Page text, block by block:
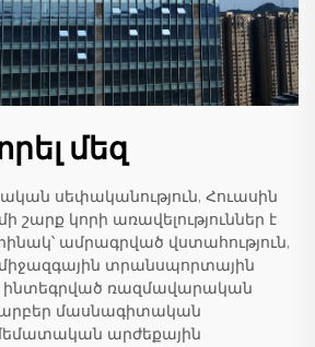
մեզ
սեփականություն, Հուասին
շարք կորի առավելություններ է
ամրագրված վստահություն,
միջազգային տրանսպորտային
ինտեգրված ռազմավարական
մասնագիտական
արժեքային